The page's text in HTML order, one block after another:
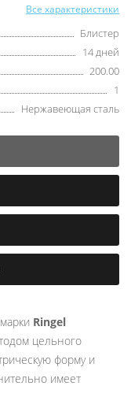
Все характеристики
Блистер
14 дней
200.00
1
Нержавеющая сталь
Ringel
цельного
форму и
имеет